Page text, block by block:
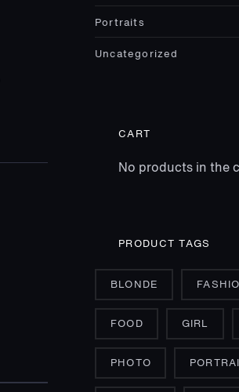
Portraits
Uncategorized
CART
No products in the
PRODUCT TAGS
BLONDE
FOOD GIRL
PHOTO